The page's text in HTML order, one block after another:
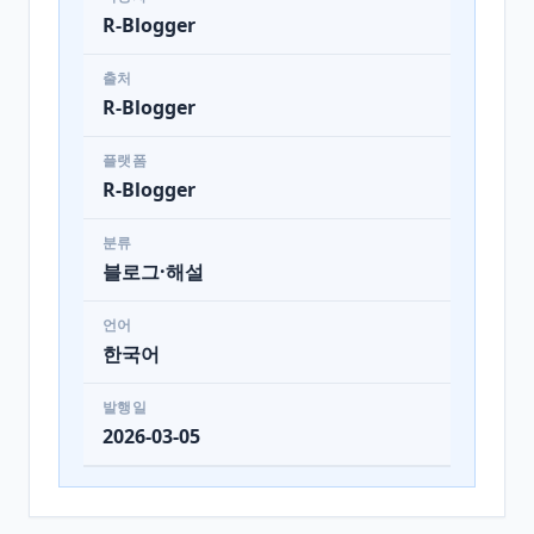
R-Blogger
출처
R-Blogger
플랫폼
R-Blogger
분류
블로그·해설
언어
한국어
발행일
2026-03-05